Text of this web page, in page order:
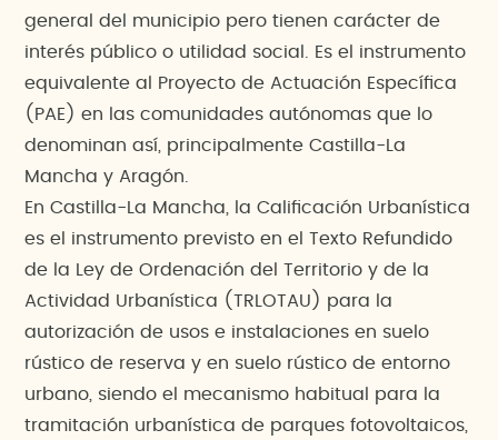
general del municipio pero tienen carácter de
interés público o utilidad social. Es el instrumento
equivalente al Proyecto de Actuación Específica
(PAE) en las comunidades autónomas que lo
denominan así, principalmente Castilla-La
Mancha y Aragón.
En Castilla-La Mancha, la Calificación Urbanística
es el instrumento previsto en el Texto Refundido
de la Ley de Ordenación del Territorio y de la
Actividad Urbanística (TRLOTAU) para la
autorización de usos e instalaciones en suelo
rústico de reserva y en suelo rústico de entorno
urbano, siendo el mecanismo habitual para la
tramitación urbanística de parques fotovoltaicos,